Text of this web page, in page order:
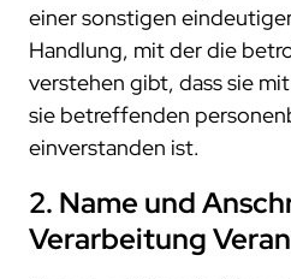
einer sonstigen
Handlung, mit der die
verstehen gibt, dass sie
sie betreffenden
einverstanden ist.
2. Name und
Verarbeitung